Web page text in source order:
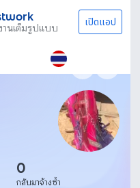
านเต็มรูปแบบ เปิดแอป
0
กลับมาจ้างซ้ำ